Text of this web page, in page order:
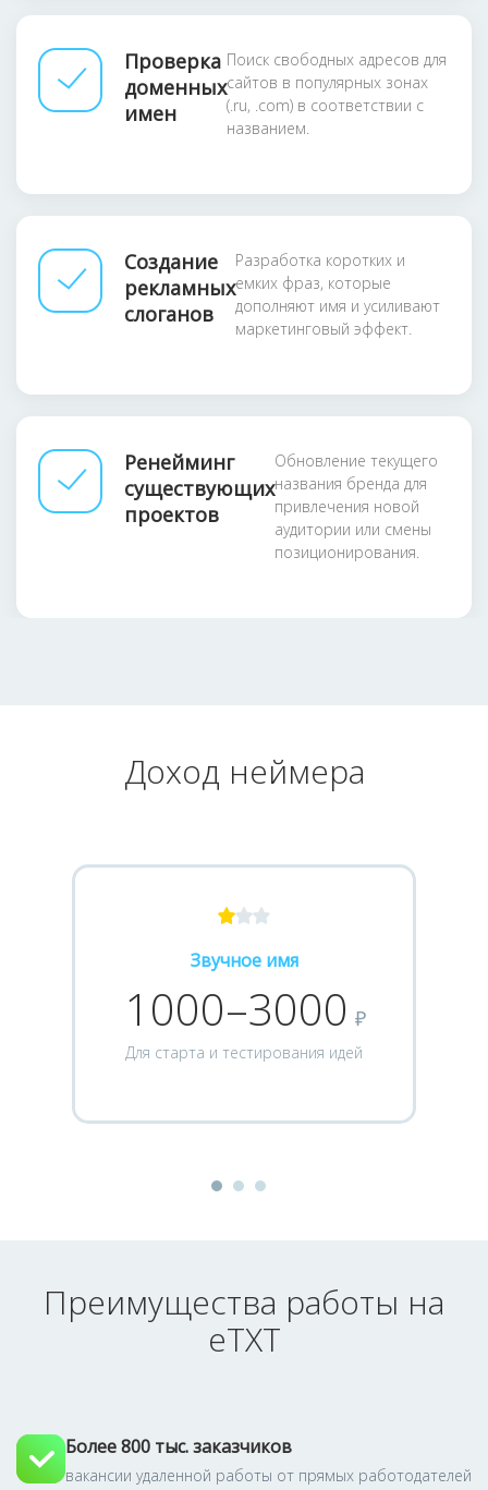
Проверка
доменных
имен
Поиск свободных адресов для
сайтов в популярных зонах
(.ru, .com) в соответствии с
названием.
Создание
рекламных
слоганов
Разработка коротких и
емких фраз, которые
дополняют имя и усиливают
маркетинговый эффект.
Ренейминг
существующих
проектов
Обновление текущего
названия бренда для
привлечения новой
аудитории или смены
позиционирования.
Доход неймера
Звучное имя
1000–3000 ₽
Для старта и тестирования идей
Преимущества работы на
eTXT
Более 800 тыс. заказчиков
вакансии удаленной работы от прямых работодателей